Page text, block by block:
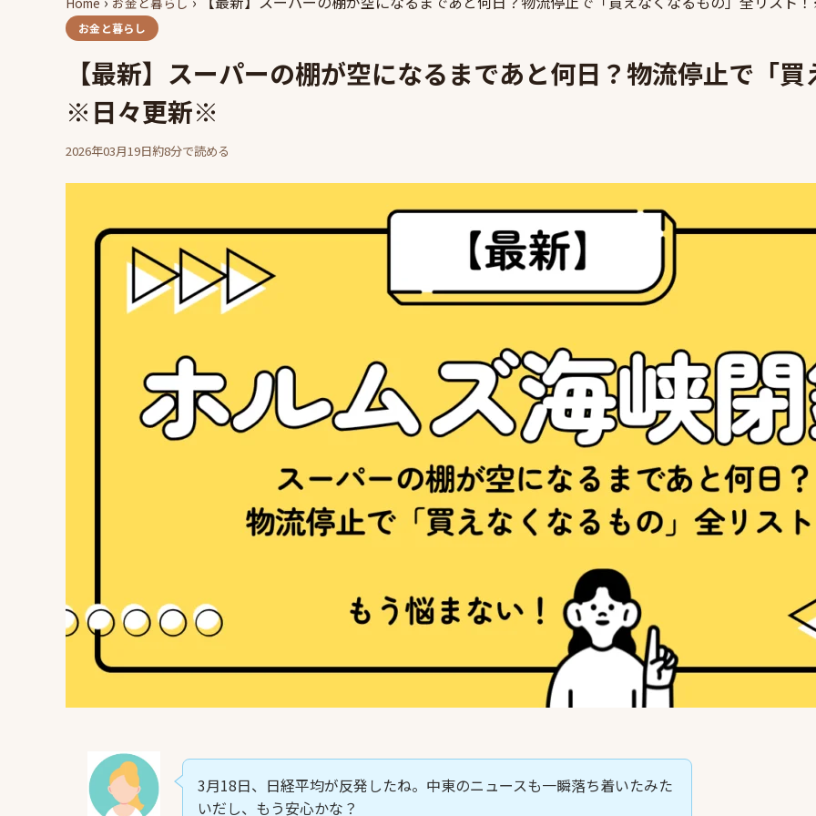
お金と暮らし
【最新】スーパーの棚が空になるまであと何日？物流停止で「
※日々更新※
2026年03月19日約8分で読める
3月18日、日経平均が反発したね。中東のニュースも一瞬落ち着いたみた
いだし、もう安心かな？